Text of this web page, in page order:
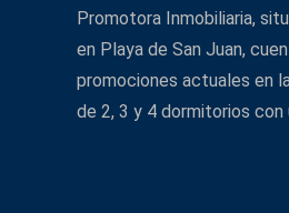
Promotora Inmobiliaria,
en Playa de San Juan,
promociones actuales en
de 2, 3 y 4 dormitorios con